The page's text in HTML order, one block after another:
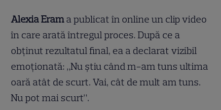
Alexia Eram a publicat în online un clip video
în care arată întregul proces. După ce a
obținut rezultatul final, ea a declarat vizibil
emoționată: „Nu știu când m-am tuns ultima
oară atât de scurt. Vai, cât de mult am tuns.
Nu pot mai scurt”.